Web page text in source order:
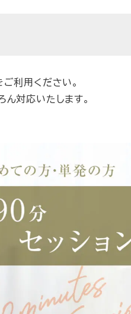
ご利用ください。
ん対応いたします。